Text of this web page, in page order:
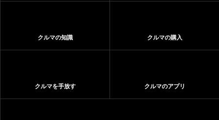
クルマの知識 クルマの購入
クルマを手放す クルマのアプリ